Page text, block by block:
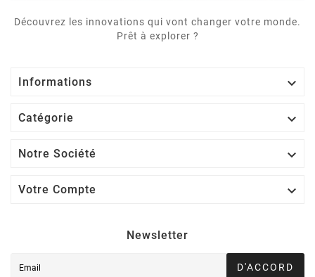
Découvrez les innovations qui vont changer votre monde.
Prêt à explorer ?
Informations 
Catégorie 
Notre Société 
Votre Compte 
Newsletter
D'ACCORD